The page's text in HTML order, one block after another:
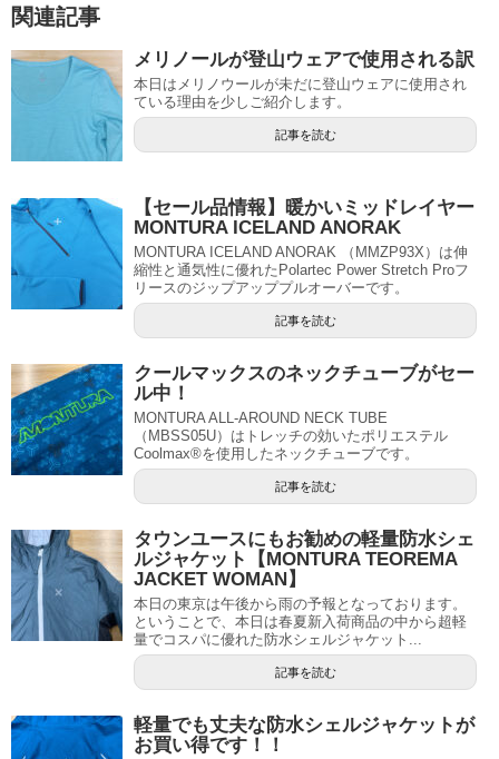
関連記事
メリノールが登山ウェアで使用される訳
本日はメリノウールが未だに登山ウェアに使用され
ている理由を少しご紹介します。
記事を読む
【セール品情報】暖かいミッドレイヤー
MONTURA ICELAND ANORAK
MONTURA ICELAND ANORAK （MMZP93X）は伸
縮性と通気性に優れたPolartec Power Stretch Proフ
リースのジップアッププルオーバーです。
記事を読む
クールマックスのネックチューブがセー
ル中！
MONTURA ALL-AROUND NECK TUBE
（MBSS05U）はトレッチの効いたポリエステル
Coolmax®を使用したネックチューブです。
記事を読む
タウンユースにもお勧めの軽量防水シェ
ルジャケット【MONTURA TEOREMA
JACKET WOMAN】
本日の東京は午後から雨の予報となっております。
ということで、本日は春夏新入荷商品の中から超軽
量でコスパに優れた防水シェルジャケット...
記事を読む
軽量でも丈夫な防水シェルジャケットが
お買い得です！！